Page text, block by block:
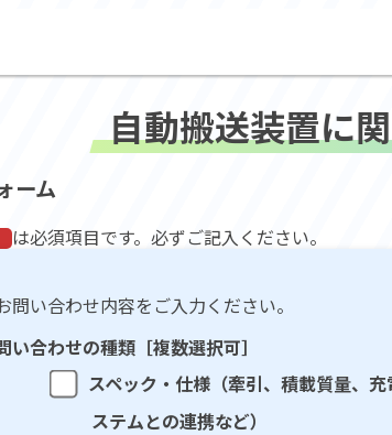
自動搬送装置に
ーム
は必須項目です。必ずご記入ください。
問い合わせ内容をご入力ください。
い合わせの種類［複数選択可］
スペック・仕様（牽引、積載質量、
ステムとの連携など）